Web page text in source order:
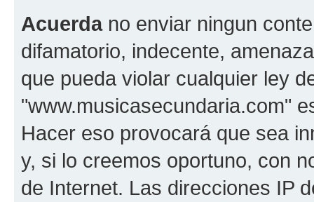
Acuerdano enviar ningun
difamatorio, indecente,
que pueda violar cualquier ley
"www.musicasecundaria.com"
Hacer eso provocará que sea
y, si lo creemos oportuno, con
de Internet. Las direcciones IP